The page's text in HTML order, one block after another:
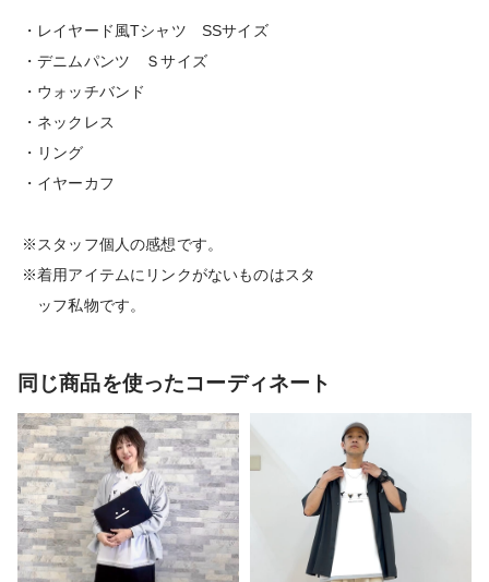
・レイヤード風Tシャツ SSサイズ
・デニムパンツ Ｓサイズ
・ウォッチバンド
・ネックレス
・リング
・イヤーカフ
※スタッフ個人の感想です。
※着用アイテムにリンクがないものはスタ
ッフ私物です。
同じ商品を使ったコーディネート